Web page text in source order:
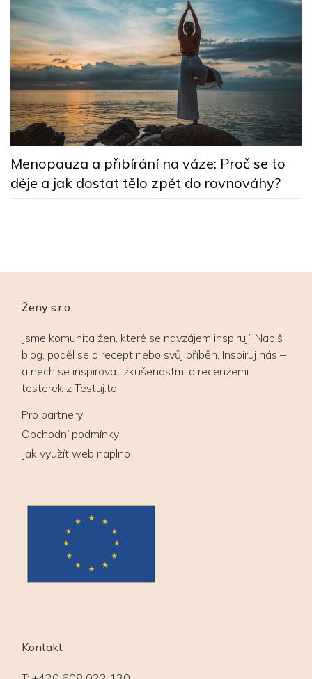
Menopauza a přibírání na váze: Proč se to
děje a jak dostat tělo zpět do rovnováhy?
Ženy s.r.o.
Jsme komunita žen, které se navzájem inspirují. Napiš
blog, poděl se o recept nebo svůj příběh. Inspiruj nás –
a nech se inspirovat zkušenostmi a recenzemi
testerek z Testuj.to.
Pro partnery
Obchodní podmínky
Jak využít web naplno
Kontakt